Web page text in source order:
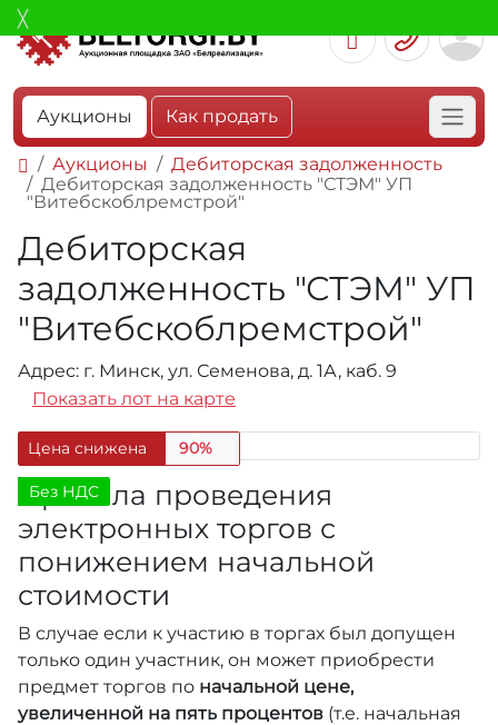
Аукционы Как продать
Аукционы
Дебиторская задолженность
Дебиторская задолженность "СТЭМ" УП
"Витебскоблремстрой"
Дебиторская
задолженность "СТЭМ" УП
"Витебскоблремстрой"
Адрес: г. Минск, ул. Семенова, д. 1А, каб. 9
Показать лот на карте
Цена снижена 90%
Без НДС
Правила проведения
электронных торгов с
понижением начальной
стоимости
В случае если к участию в торгах был допущен
только один участник, он может приобрести
предмет торгов по начальной цене,
увеличенной на пять процентов (т.е. начальная